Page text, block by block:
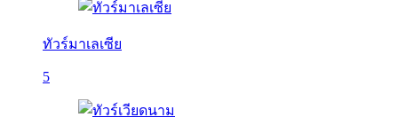
ทัวร์มาเลเซีย
5